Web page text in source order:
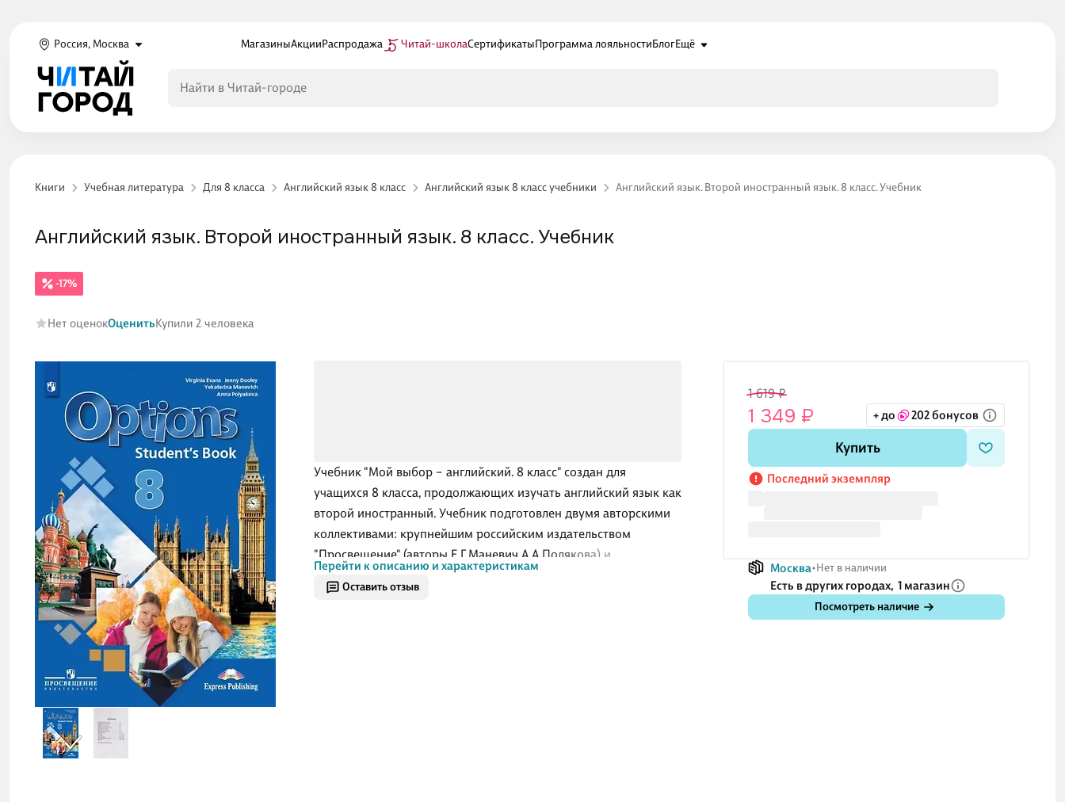
Россия, Москва МагазиныАкцииРаспродажа Читай-школаСертификатыПрограмма лояльностиБлогЕщё
Книги Учебная литература Для 8 класса Английский язык 8 класс Английский язык 8 класс учебники Английский язык. Второй иностранный язык. 8 класс. Учебник
Оставить отзыв
Учебник "Мой выбор – английский. 8 класс" создан для
учащихся 8 класса, продолжающих изучать английский язык как
второй иностранный. Учебник подготовлен двумя авторскими
коллективами: крупнейшим российским издательством
"Просвещение" (авторы Е.Г.Маневич А.А.Полякова) и
британским издательством-партнёром Express Publishing
(Д.Дули, В.Эванс).
Перейти к описанию и характеристикам
-17%
Английский язык. Второй иностранный язык. 8 класс. Учебник
Нет оценокОценитьКупили 2 человека
1 619 ₽
1 349 ₽ + до 202 бонусов
Купить
Последний экземпляр
Москва Нет в наличии
Есть в других городах, 1 магазин
Посмотреть наличие